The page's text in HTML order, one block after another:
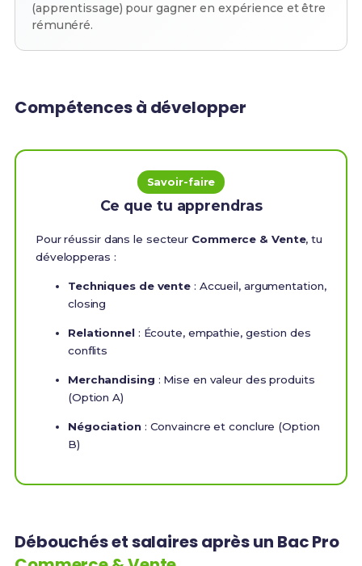
(apprentissage) pour gagner en expérience et être
rémunéré.
Compétences à développer
Savoir-faire
Ce que tu apprendras
Pour réussir dans le secteur Commerce & Vente, tu
développeras :
Techniques de vente : Accueil, argumentation,
closing
Relationnel: Écoute, empathie, gestion des
conflits
Merchandising : Mise en valeur des produits
(Option A)
Négociation: Convaincre et conclure (Option
B)
Débouchés et salaires après un Bac Pro